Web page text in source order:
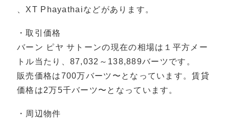
、XT Phayathaiなどがあります。
・取引価格
バーン ピヤ サトーンの現在の相場は１平方メー
トル当たり、87,032～138,889バーツです。
販売価格は700万バーツ〜となっています。賃貸
価格は2万5千バーツ〜となっています。
・周辺物件